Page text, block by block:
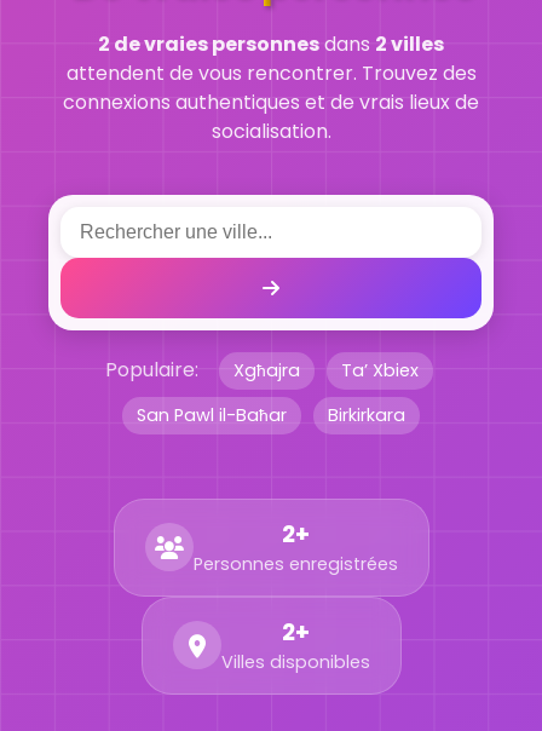
2 de vraies personnesdans 2 villes
attendent de vous rencontrer. Trouvez des
connexions authentiques et de vrais lieux de
socialisation.
Populaire: Xgħajra
Ta’ Xbiex
San Pawl il-Baħar
Birkirkara
2+
Personnes enregistrées
2+
Villes disponibles